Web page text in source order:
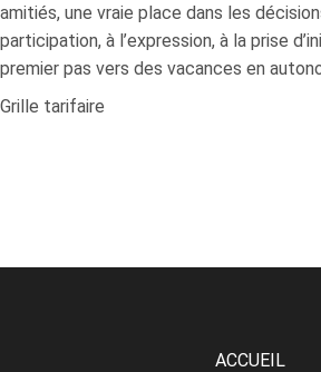
amitiés, une vraie place dans les
participation, à l’expression, à la prise
premier pas vers des vacances en
Grille tarifaire
ACCUEIL